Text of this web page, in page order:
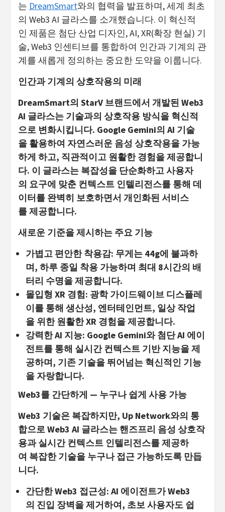
는 DreamSmart와의 협력을 발표하며, 세계 최초
의 Web3 AI 글라스를 소개했습니다. 이 혁신적
인 제품은 첨단 산업 디자인, AI, XR(확장 현실) 기
술, Web3 인센티브를 통합하여 인간과 기계의 관
계를 새롭게 정의하는 중요한 도약을 이룹니다.
인간과 기계의 상호작용의 미래
DreamSmart의 StarV 브랜드에서 개발된 Web3
AI 글라스는 기술과의 상호작용 방식을 혁신적
으로 변화시킵니다. Google Gemini의 AI 기술
을 활용하여 자연스러운 음성 상호작용을 가능
하게 하고, 직관적이고 원활한 경험을 제공합니
다. 이 글라스는 복잡성을 단순화하고 사용자
의 요구에 맞춘 컨텍스트 인텔리전스를 통해 데
이터를 완벽히 보호하면서 개인화된 서비스
를 제공합니다.
새로운 기준을제시하는 주요 기능
가볍고 편안한 착용감: 무게는 44g에 불과하
며, 하루 종일 착용 가능하며 최대 8시간의 배
터리 수명을 제공합니다.
몰입형 XR 경험: 광학 가이드웨이브 디스플레
이를 통해 생산성, 엔터테인먼트, 일상 작업
을 위한 원활한 XR 경험을 제공합니다.
강력한AI 지능: Google Gemini와 첨단 AI 에이
전트를 통해 실시간 컨텍스트 기반 지능을 제
공하며, 기존 기술을 뛰어넘는 혁신적인 기능
을 자랑합니다.
Web3를 간단하게 — 누구나 쉽게 사용 가능
Web3 기술은 복잡하지만, Up Network와의 통
합으로 Web3 AI 글라스는 핸즈프리 음성 상호작
용과 실시간 컨텍스트 인텔리전스를 제공하
여 복잡한 기술을 누구나 접근 가능하도록 만듭
니다.
간단한Web3 접근성: AI 에이전트가 Web3
의 진입 장벽을 제거하여, 초보 사용자도 쉽